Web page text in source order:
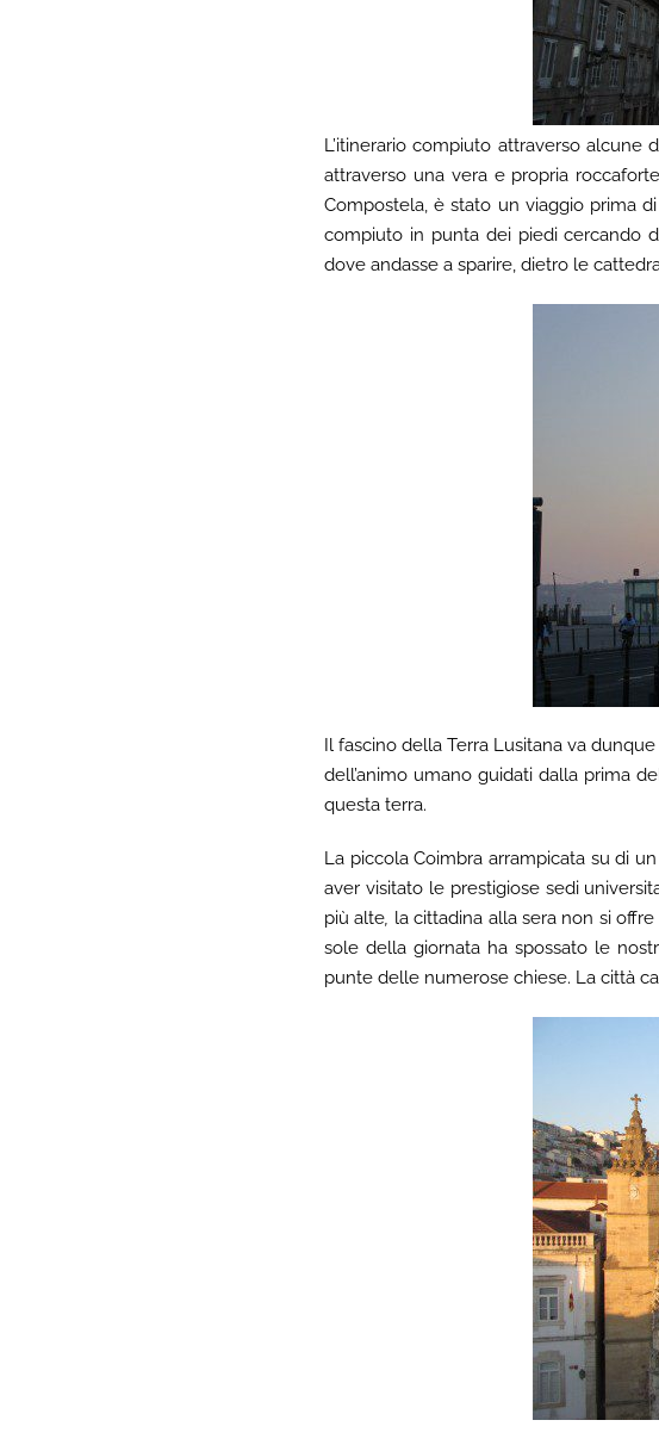
L’itinerario compiuto attraverso
attraverso una vera e propria
Compostela, è stato un viaggio prima
compiuto in punta dei piedi cercando
dove andasse a sparire, dietro le
Il fascino della Terra Lusitana va
dell’animo umano guidati dalla prima
questa terra.
La piccola Coimbra arrampicata su di
aver visitato le prestigiose sedi
più alte la cittadina alla sera non si
sole della giornata ha spossato le
punte delle numerose chiese. La città